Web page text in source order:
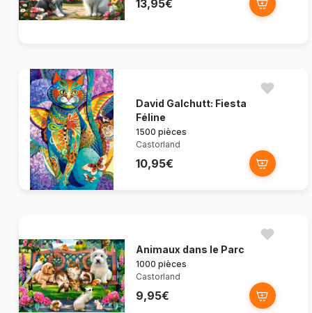
13,95€
David Galchutt: Fiesta
Féline
1500 pièces
Castorland
10,95€
Animaux dans le Parc
1000 pièces
Castorland
9,95€